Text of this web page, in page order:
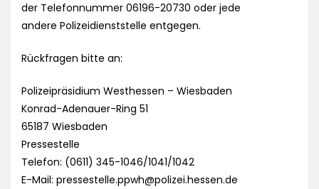
der Telefonnummer 06196-20730 oder jede
andere Polizeidienststelle entgegen.
Rückfragen bitte an:
Polizeipräsidium Westhessen – Wiesbaden
Konrad-Adenauer-Ring 51
65187 Wiesbaden
Pressestelle
Telefon: (0611) 345-1046/1041/1042
E-Mail: pressestelle.ppwh@polizei.hessen.de